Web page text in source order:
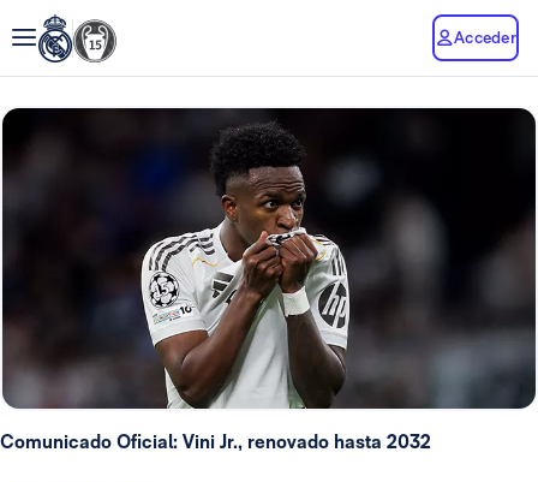
Acceder
Comunicado Oficial: Vini Jr., renovado hasta 2032